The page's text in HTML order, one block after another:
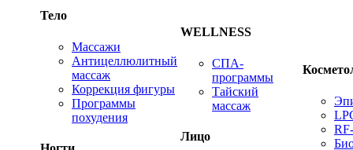
Тело
Массажи
Антицеллюлитный
массаж
Коррекция фигуры
Программы
похудения
WELLNESS
СПА-
программы
Тайский
массаж
Лицо